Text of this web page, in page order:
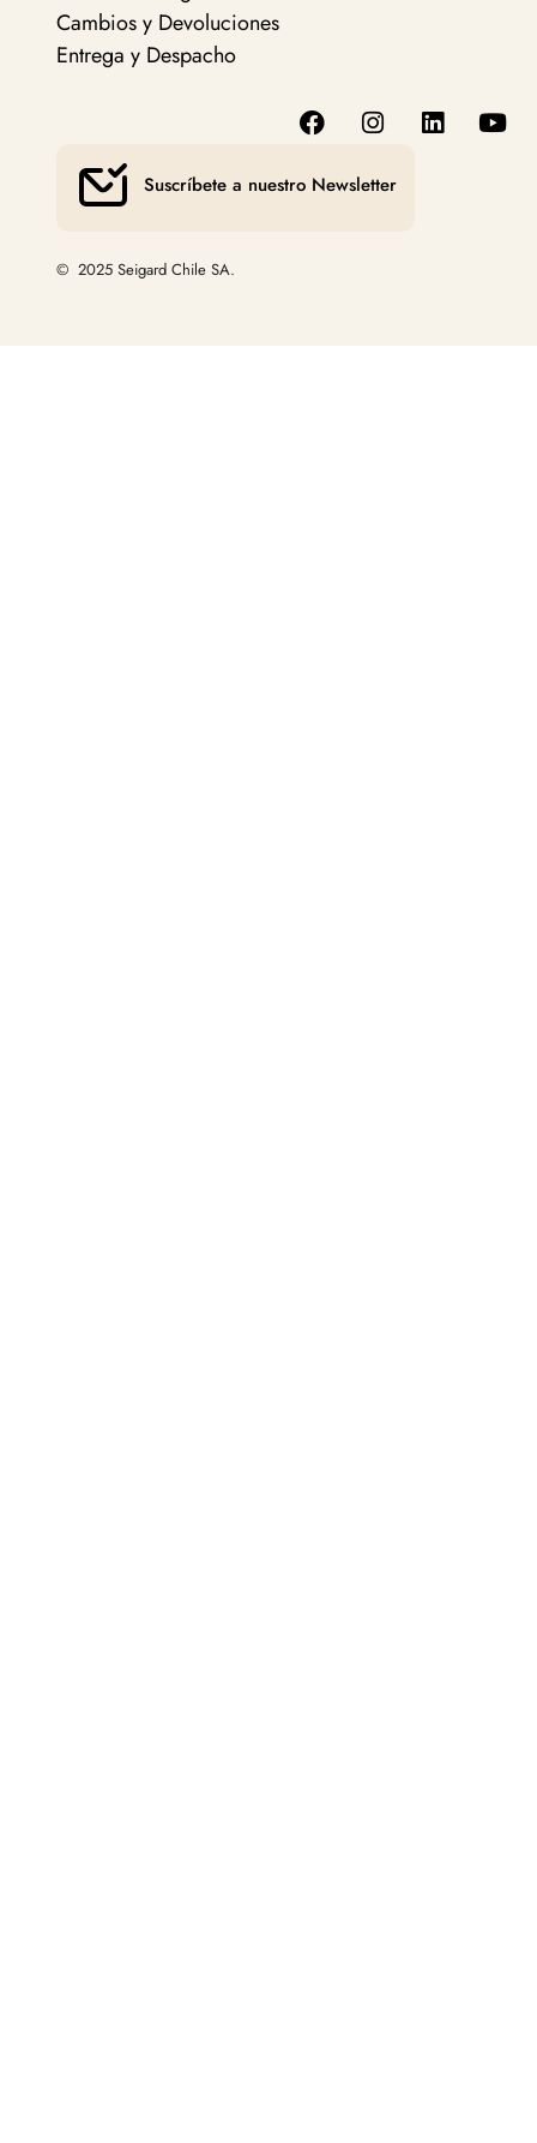
Cambios y Devoluciones
Entrega y Despacho
Suscríbete a nuestro Newsletter
© 2025 Seigard Chile SA.